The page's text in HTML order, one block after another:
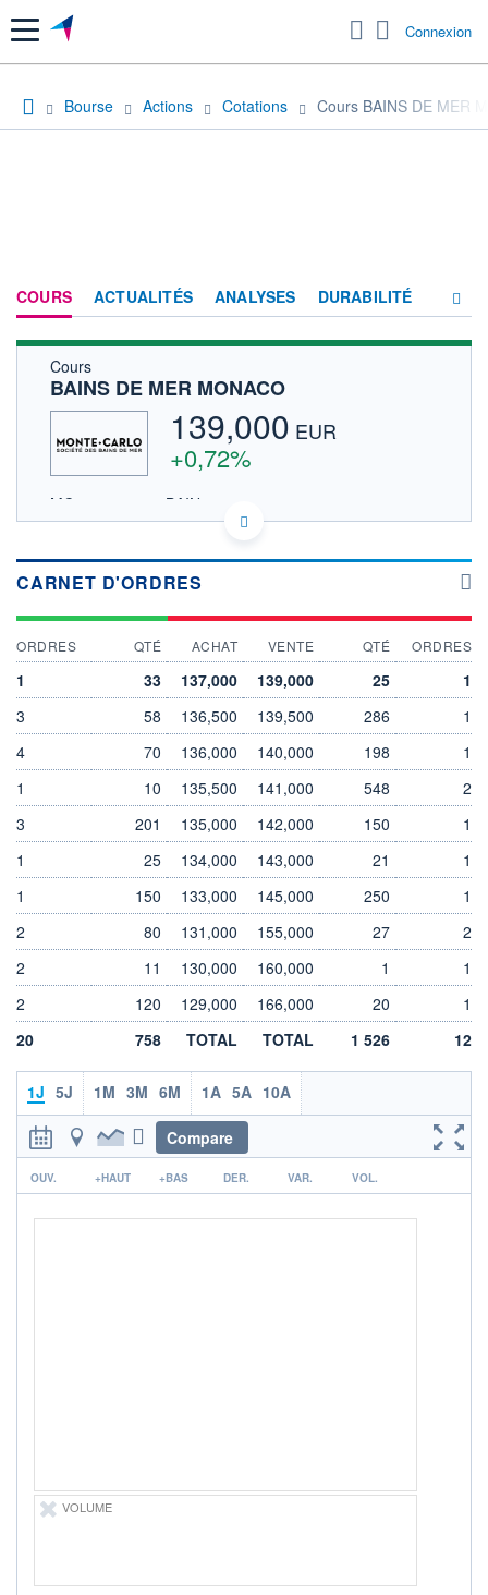
Menu Connexion
Bourse Actions Cotations Cours BAINS DE MER
COURS ACTUALITÉS ANALYSES DURABILITÉ
ACTIONNAIRES
Cours
BAINS DE MER MONACO
139,000 EUR
+0,72%
MC0000031187 BAIN
EURONEXT PARIS DONNÉES TEMPS RÉEL
137
139
140
Jeux de hasard et d'argent
OUVERTURE CLÔTURE VEILLE
138,000
137,000
179
CAPITAL ÉCHANGÉ
0,00%
3 408 MEUR
DERNIER ÉCHANGE
07.08.26 / 13:15:53
LIMITE À LA LIMITE À LA
HAUSSE
RENDEMENT
ESTIMÉ 2026
PER ESTIMÉ
2026
DIVIDENDE
1,80 EUR (07/10/25)
DERNIER
CARNET D'ORDRES
ORDRES QTÉ ACHAT VENTE QTÉ ORDRES
1 33 137,000 139,000 25
1
3
58 136,500 139,500 286
1
4
70 136,000 140,000 198
1
1
10 135,500 141,000 548
2
3
201 135,000 142,000 150
1
1
25 134,000 143,000 21
1
1
150 133,000 145,000 250
1
2
80 131,000 155,000 27
2
2
11 130,000 160,000 1
1
2
120 129,000 166,000 20
1
20
758 TOTAL TOTAL 1 526 12
1J 5J 1M 3M 6M 1A 5A 10A
Compare
r
OUV. +HAUT +BAS DER. VAR. VOL.
VOLUME